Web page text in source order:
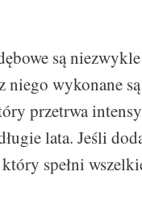
są
niego wykonane
przetrwa
lata. Jeśli
spełni